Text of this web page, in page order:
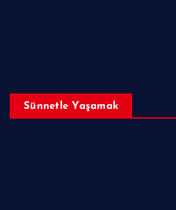
Sünnetle Yaşamak